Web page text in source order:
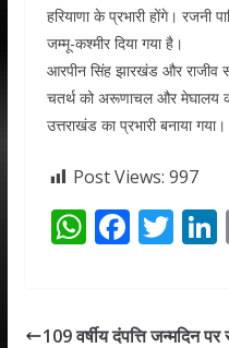
हरियाणा के प्रभारी होंगे। रजनी
जम्मू-कश्मीर दिया गया है।
आरपीन सिंह झारखंड और राजीव
चतर्थ को अरूणाचल और मेघालय का
उत्तराखंड का प्रभारी बनाया गया।
Post Views: 997
W
s
F
b
T
er
109 वर्षीय दंपत्ति जन्मदिन पर